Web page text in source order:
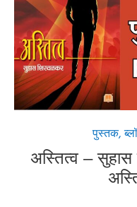
पुस्तक,
अस्तित्व – सुहास